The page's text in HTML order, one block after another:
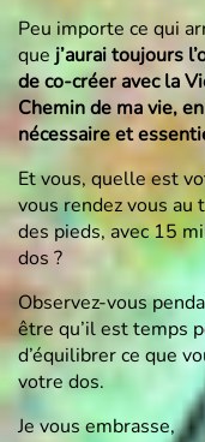
Peu importe ce qui
que j’aurai toujours
de co-créer avec la
Chemin de ma vie,
nécessaire et
Et vous, quelle est
vous rendez vous au
des pieds, avec 15
dos ?
Observez-vous
être qu’il est temps
d’équilibrer ce que
votre dos.
Je vous embrasse,